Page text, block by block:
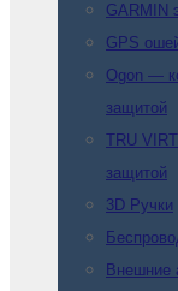
GARMIN
GPS
Ogon —
защитой
TRU
защитой
3D Ручки
Внешние